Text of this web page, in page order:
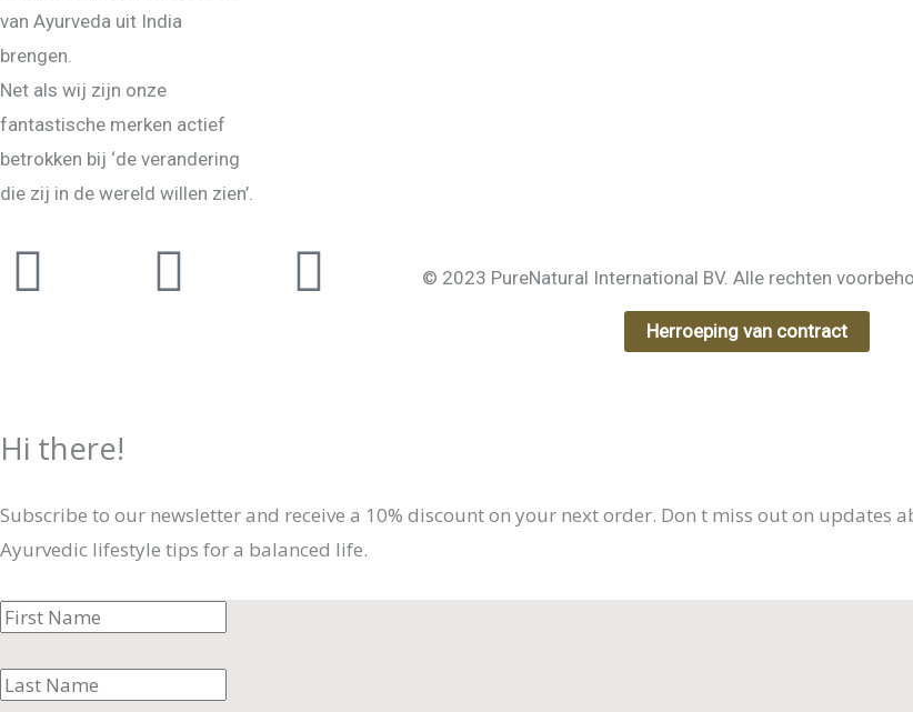
van Ayurveda uit India
brengen.
Net als wij zijn onze
fantastische merken actief
betrokken bij ‘de verandering
die zij in de wereld willen zien’.
InstagramFacebook-Youtube© 2023 PureNatural International BV. Alle rechten
Herroeping van contract
Hi there!
Subscribe to our newsletter and receive a 10% discount on your next order. Don t miss out on
Ayurvedic lifestyle tips for a balanced life.